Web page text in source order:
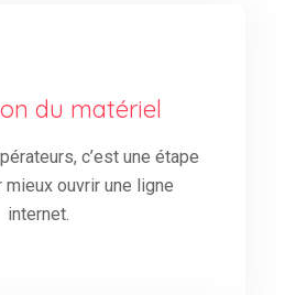
du matériel
c’est une étape
mieux ouvrir une ligne
internet.